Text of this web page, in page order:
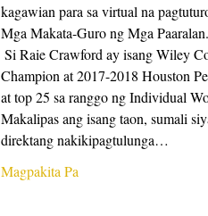
kagawian para sa virtual na
Mga Makata-Guro ng Mga Paaralan.
Champion at 2017-2018 Houston
at top 25 sa ranggo ng Individual
Makalipas ang isang taon, sumali
direktang nakikipagtulunga…
Magpakita Pa